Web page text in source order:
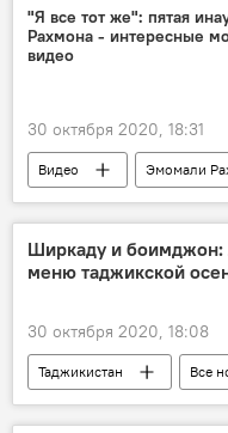
смерть известных людей
Новости Худжанда и
"Я все тот же": пятая
Рахмона - интересные
видео
30 октября 2020, 18:31
Видео
Эмомали
инаугурация
Ширкаду и боимджон:
меню таджикской
30 октября 2020, 18:08
Таджикистан
Все
Таджикистан Style